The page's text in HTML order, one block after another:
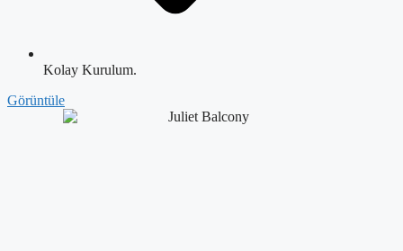
Kolay Kurulum.
Görüntüle